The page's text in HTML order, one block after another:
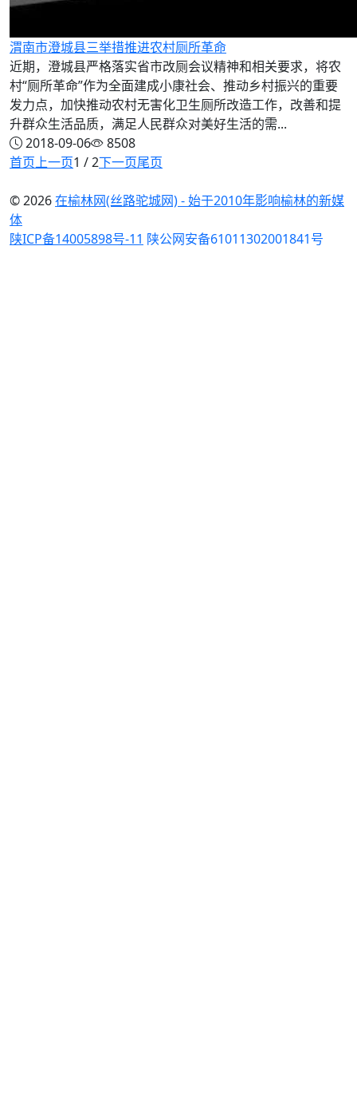
渭南市澄城县三举措推进农村厕所革命
近期，澄城县严格落实省市改厕会议精神和相关要求，将农
村“厕所革命”作为全面建成小康社会、推动乡村振兴的重要
发力点，加快推动农村无害化卫生厕所改造工作，改善和提
升群众生活品质，满足人民群众对美好生活的需...
2018-09-06
8508
首页上一页1 / 2下一页尾页
© 2026在榆林网(丝路驼城网) - 始于2010年影响榆林的新媒
体
陕ICP备14005898号-11 陕公网安备61011302001841号